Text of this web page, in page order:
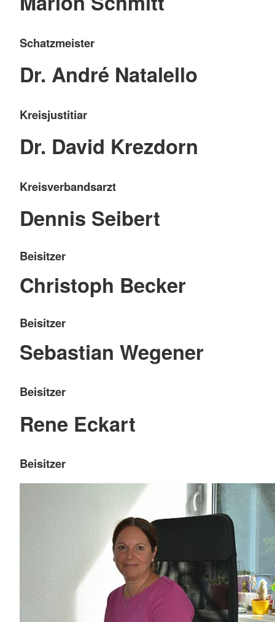
Schatzmeister
Dr. André Natalello
Kreisjustitiar
Dr. David Krezdorn
Kreisverbandsarzt
Dennis Seibert
Beisitzer
Christoph Becker
Beisitzer
Sebastian Wegener
Beisitzer
Rene Eckart
Beisitzer